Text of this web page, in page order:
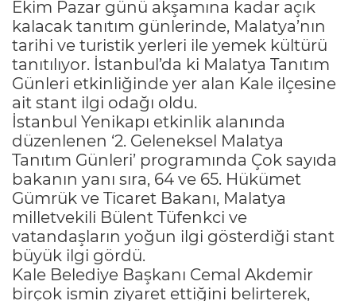
Ekim Pazar günü akşamına kadar açık
kalacak tanıtım günlerinde, Malatya’nın
tarihi ve turistik yerleri ile yemek kültürü
tanıtılıyor. İstanbul’da ki Malatya Tanıtım
Günleri etkinliğinde yer alan Kale ilçesine
ait stant ilgi odağı oldu.
İstanbul Yenikapı etkinlik alanında
düzenlenen ‘2. Geleneksel Malatya
Tanıtım Günleri’ programında Çok sayıda
bakanın yanı sıra, 64 ve 65. Hükümet
Gümrük ve Ticaret Bakanı, Malatya
milletvekili Bülent Tüfenkci ve
vatandaşların yoğun ilgi gösterdiği stant
büyük ilgi gördü.
Kale Belediye Başkanı Cemal Akdemir
birçok ismin ziyaret ettiğini belirterek,